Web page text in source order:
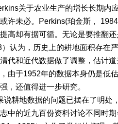
关于农业生产的增长长期内
许未必。Perkins(珀金斯，
高却有据可循。 无论是要推翻
）认为，历史上的耕地面积存在
代和近代数据做了调整，估计
由于1952年的数据本身仍是低
，还值得进一步研究。
耕地数据的问题已摆在了明处，
中的近九百份资料讨论不同时